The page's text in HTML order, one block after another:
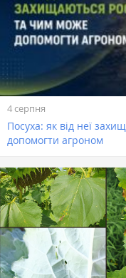
4 серпня
Посуха: як від неї
допомогти агроном